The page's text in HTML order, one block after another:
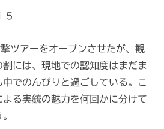
ツアーをオープンさせたが、観
には、現地での認知度はまだま
でのんびりと過ごしている。こ
る実銃の魅力を何回かに分けて